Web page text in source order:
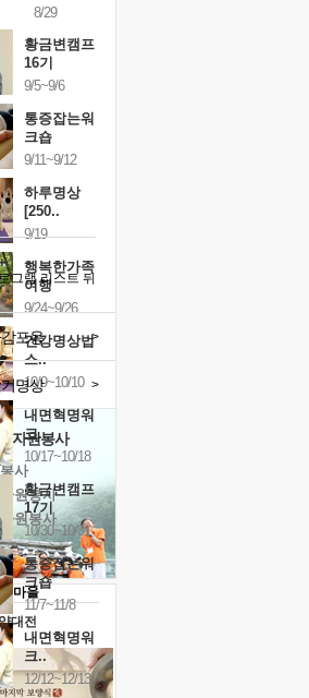
8/29
황금변캠프
16기
9/5~9/6
통증잡는워
크숍
9/11~9/12
하루명상
[250..
9/19
행복한가족
여행
9/24~9/26
건강명상법
스..
10/9~10/10
내면혁명워
크..
10/17~10/18
황금변캠프
17기
10/30~10/31
통증잡는워
크숍
11/7~11/8
내면혁명워
크..
12/12~12/13
명상 >
포옹 >
'자원봉사
사
원봉사
원봉사
대전